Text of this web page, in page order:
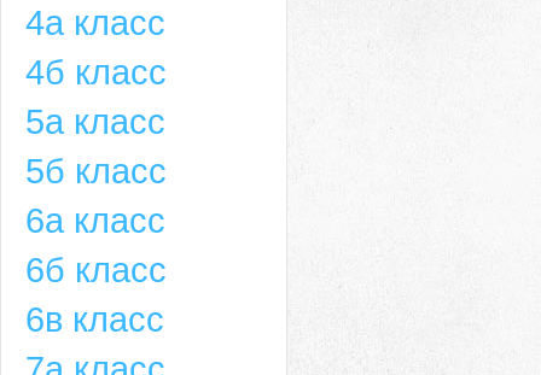
4а класс
4б класс
5а класс
5б класс
6а класс
6б класс
6в класс